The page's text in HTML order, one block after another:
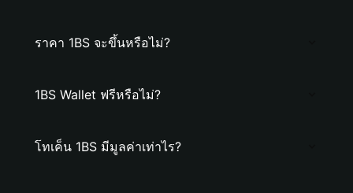
ราคา 1BS จะขึ้นหรือไม่?
1BS Wallet ฟรีหรือไม่?
โทเค็น 1BS มีมูลค่าเท่าไร?